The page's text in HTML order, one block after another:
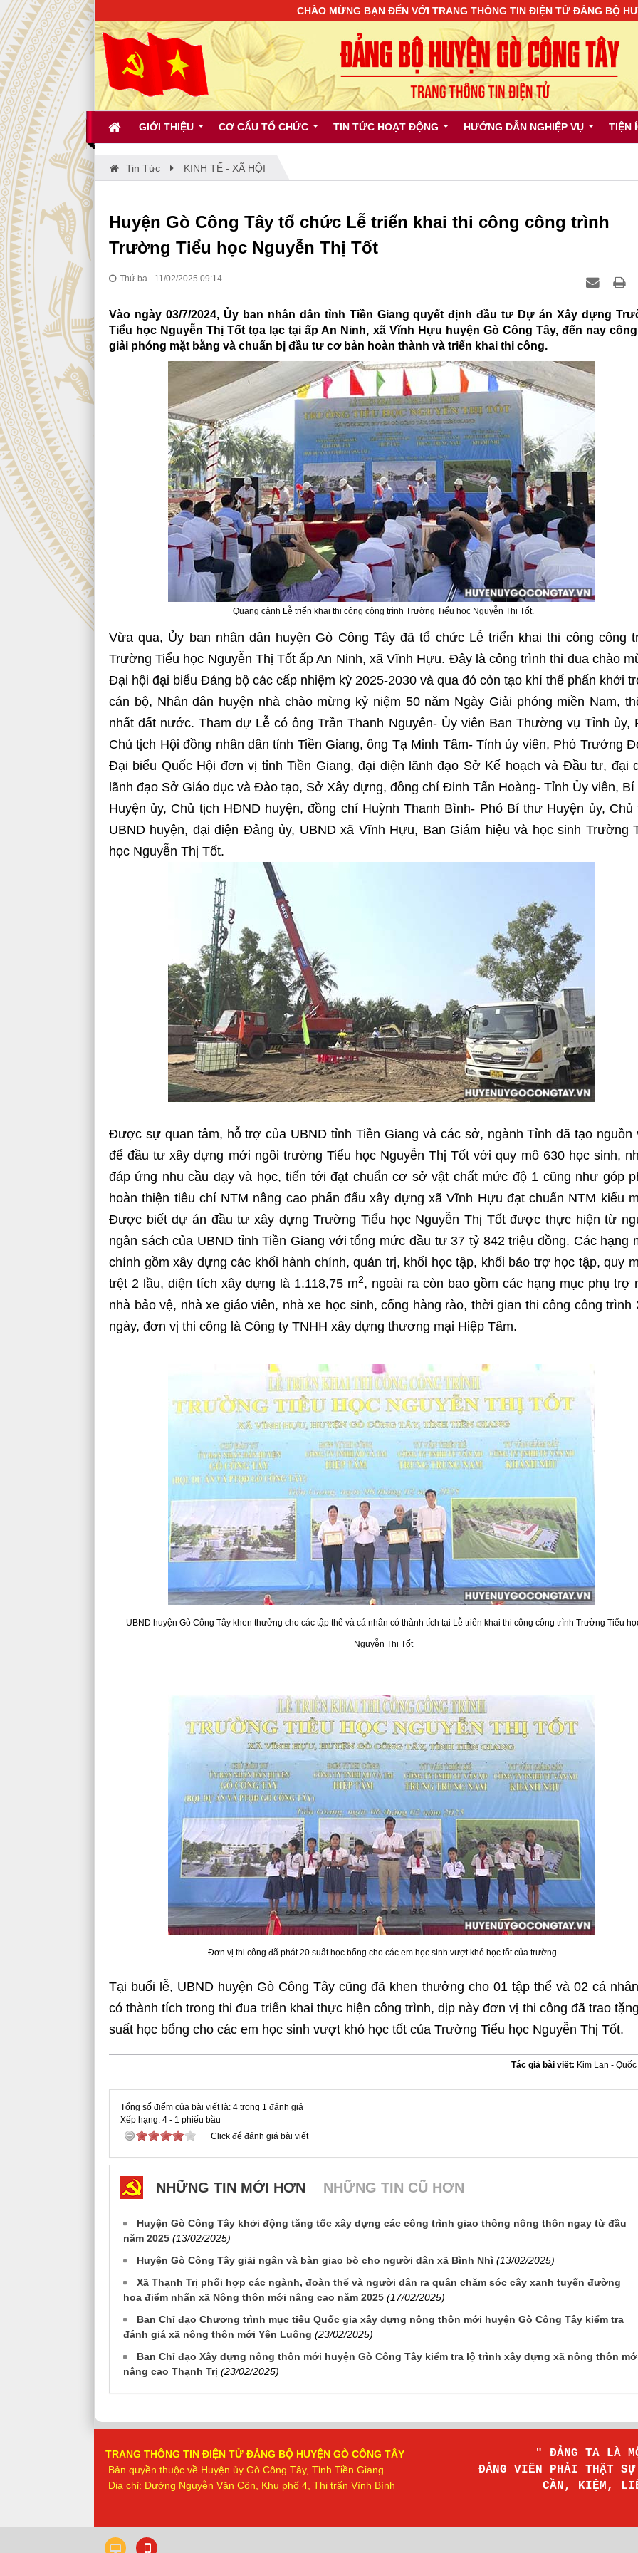
GIỚI THIỆU CƠ CẤU TỔ CHỨC TIN TỨC HOẠT ĐỘNG HƯỚNG DẪN NGHIỆP VỤ TIỆN
CHÀO MỪNG BẠN ĐẾN VỚI TRANG THÔNG TIN ĐIỆN TỬ ĐẢNG BỘ HUYỆN
Tin Tức KINH TẾ - XÃ HỘI
Huyện Gò Công Tây tổ chức Lễ triển khai thi công công trình
Trường Tiểu học Nguyễn Thị Tốt
Thứ ba - 11/02/2025 09:14
Vào ngày 03/7/2024, Ủy ban nhân dân tỉnh Tiền Giang quyết định đầu tư Dự án Xây dựng
Tiểu học Nguyễn Thị Tốt tọa lạc tại ấp An Ninh, xã Vĩnh Hựu huyện Gò Công Tây, đến nay
giải phóng mặt bằng và chuẩn bị đầu tư cơ bản hoàn thành và triển khai thi công.
Quang cảnh Lễ triển khai thi công công trình Trường Tiểu học Nguyễn Thị Tốt.
Vừa qua, Ủy ban nhân dân huyện Gò Công Tây đã tổ chức Lễ triển khai thi công công
Trường Tiểu học Nguyễn Thị Tốt ấp An Ninh, xã Vĩnh Hựu. Đây là công trình thi đua chào
Đại hội đại biểu Đảng bộ các cấp nhiệm kỳ 2025-2030 và qua đó còn tạo khí thế phấn khởi
cán bộ, Nhân dân huyện nhà chào mừng kỷ niệm 50 năm Ngày Giải phóng miền Nam,
nhất đất nước. Tham dự Lễ có ông Trần Thanh Nguyên- Ủy viên Ban Thường vụ Tỉnh ủy,
Chủ tịch Hội đồng nhân dân tỉnh Tiền Giang, ông Tạ Minh Tâm- Tỉnh ủy viên, Phó Trưởng
Đại biểu Quốc Hội đơn vị tỉnh Tiền Giang, đại diện lãnh đạo Sở Kế hoạch và Đầu tư, đại
lãnh đạo Sở Giáo dục và Đào tạo, Sở Xây dựng, đồng chí Đinh Tấn Hoàng- Tỉnh Ủy viên,
Huyện ủy, Chủ tịch HĐND huyện, đồng chí Huỳnh Thanh Bình- Phó Bí thư Huyện ủy, Chủ
UBND huyện, đại diện Đảng ủy, UBND xã Vĩnh Hựu, Ban Giám hiệu và học sinh Trường
học Nguyễn Thị Tốt.
Được sự quan tâm, hỗ trợ của UBND tỉnh Tiền Giang và các sở, ngành Tỉnh đã tạo nguồn
để đầu tư xây dựng mới ngôi trường Tiểu học Nguyễn Thị Tốt với quy mô 630 học sinh,
đáp ứng nhu cầu dạy và học, tiến tới đạt chuẩn cơ sở vật chất mức độ 1 cũng như góp
hoàn thiện tiêu chí NTM nâng cao phấn đấu xây dựng xã Vĩnh Hựu đạt chuẩn NTM kiểu
Được biết dự án đầu tư xây dựng Trường Tiểu học Nguyễn Thị Tốt được thực hiện từ
ngân sách của UBND tỉnh Tiền Giang với tổng mức đầu tư 37 tỷ 842 triệu đồng. Các hạng
chính gồm xây dựng các khối hành chính, quản trị, khối học tập, khối bảo trợ học tập, quy
trệt 2 lầu, diện tích xây dựng là 1.118,75 m2, ngoài ra còn bao gồm các hạng mục phụ trợ
nhà bảo vệ, nhà xe giáo viên, nhà xe học sinh, cổng hàng rào, thời gian thi công công trình
ngày, đơn vị thi công là Công ty TNHH xây dựng thương mại Hiệp Tâm.
UBND huyện Gò Công Tây khen thưởng cho các tập thể và cá nhân có thành tích tại Lễ triển khai thi công công trình Trường Tiểu
Nguyễn Thị Tốt
Đơn vị thi công đã phát 20 suất học bổng cho các em học sinh vượt khó học tốt của trường.
Tại buổi lễ, UBND huyện Gò Công Tây cũng đã khen thưởng cho 01 tập thể và 02 cá
có thành tích trong thi đua triển khai thực hiện công trình, dịp này đơn vị thi công đã trao
suất học bổng cho các em học sinh vượt khó học tốt của Trường Tiểu học Nguyễn Thị Tốt.
Tác giả bài viết: Kim Lan -
Tổng số điểm của bài viết là: 4 trong 1 đánh giá
Xếp hạng: 4 - 1 phiếu bầu
Click để đánh giá bài viết
NHỮNG TIN MỚI HƠN NHỮNG TIN CŨ HƠN
Huyện Gò Công Tây khởi động tăng tốc xây dựng các công trình giao thông nông thôn ngay từ đầu
năm 2025 (13/02/2025)
Huyện Gò Công Tây giải ngân và bàn giao bò cho người dân xã Bình Nhì (13/02/2025)
Xã Thạnh Trị phối hợp các ngành, đoàn thể và người dân ra quân chăm sóc cây xanh tuyến đường
hoa điểm nhấn xã Nông thôn mới nâng cao năm 2025 (17/02/2025)
Ban Chỉ đạo Chương trình mục tiêu Quốc gia xây dựng nông thôn mới huyện Gò Công Tây kiểm tra
đánh giá xã nông thôn mới Yên Luông (23/02/2025)
Ban Chỉ đạo Xây dựng nông thôn mới huyện Gò Công Tây kiểm tra lộ trình xây dựng xã nông thôn
nâng cao Thạnh Trị (23/02/2025)
TRANG THÔNG TIN ĐIỆN TỬ ĐẢNG BỘ HUYỆN GÒ CÔNG TÂY
Bản quyền thuộc về Huyện ủy Gò Công Tây, Tỉnh Tiền Giang
Địa chỉ: Đường Nguyễn Văn Côn, Khu phố 4, Thị trấn Vĩnh Bình
" ĐẢNG TA LÀ
ĐẢNG VIÊN PHẢI THẬT
CẦN, KIỆM,